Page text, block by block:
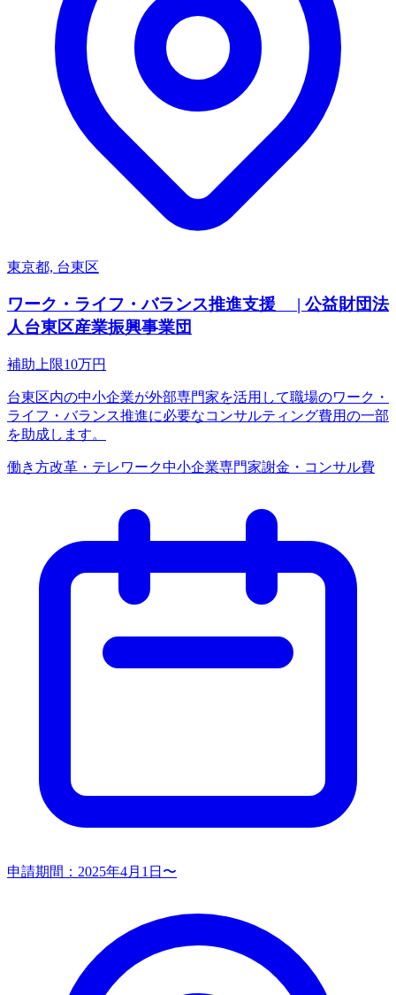
東京都, 台東区
ワーク・ライフ・バランス推進支援 | 公益財団法
人台東区産業振興事業団
補助上限10万円
台東区内の中小企業が外部専門家を活用して職場のワーク・
ライフ・バランス推進に必要なコンサルティング費用の一部
を助成します。
働き方改革・テレワーク中小企業専門家謝金・コンサル費
申請期間： 2025年4月1日〜